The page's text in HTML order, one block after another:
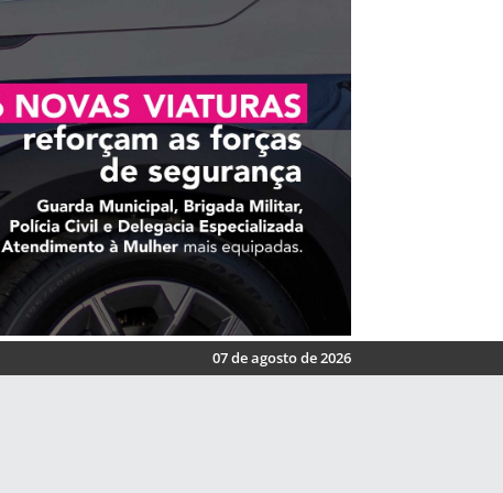
07 de agosto de 2026